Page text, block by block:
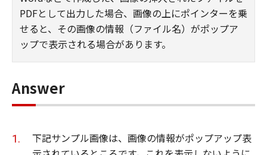
PDFとして出力した場合、画像の上にポインターを乗
せると、その画像の情報（ファイル名）がポップア
ップで表示される場合があります。
Answer
下記サンプル画像は、画像の情報がポップアップ表